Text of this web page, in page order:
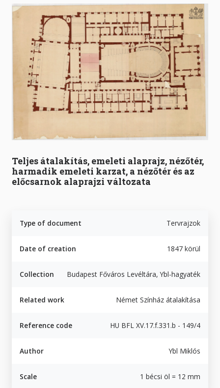
Teljes átalakítás, emeleti alaprajz, nézőtér,
harmadik emeleti karzat, a nézőtér és az
előcsarnok alaprajzi változata
Type of document Tervrajzok
Date of creation 1847 körül
Collection Budapest Főváros Levéltára, Ybl-hagyaték
Related work Német Színház átalakítása
Reference code HU BFL XV.17.f.331.b - 149/4
Author Ybl Miklós
Scale 1 bécsi öl = 12 mm